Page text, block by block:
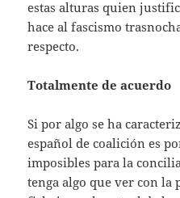
estas alturas quien
hace al fascismo
respecto.
Totalmente de acuerdo
Si por algo se ha
español de coalición es
imposibles para la
tenga algo que ver con